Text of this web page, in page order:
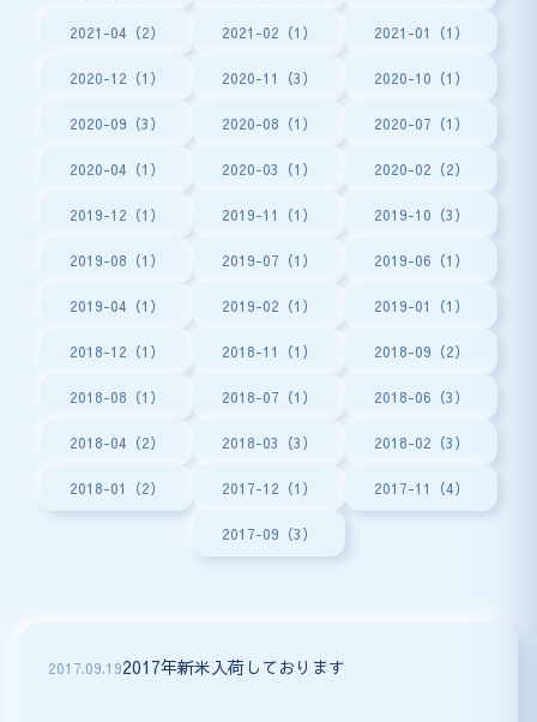
2021-04（2） 2021-02（1） 2021-01（1）
2020-12（1） 2020-11（3） 2020-10（1）
2020-09（3） 2020-08（1） 2020-07（1）
2020-04（1） 2020-03（1） 2020-02（2）
2019-12（1） 2019-11（1） 2019-10（3）
2019-08（1） 2019-07（1） 2019-06（1）
2019-04（1） 2019-02（1） 2019-01（1）
2018-12（1） 2018-11（1） 2018-09（2）
2018-08（1） 2018-07（1） 2018-06（3）
2018-04（2） 2018-03（3） 2018-02（3）
2018-01（2） 2017-12（1） 2017-11（4）
2017-09（3）
2017.09.192017年新米入荷しております